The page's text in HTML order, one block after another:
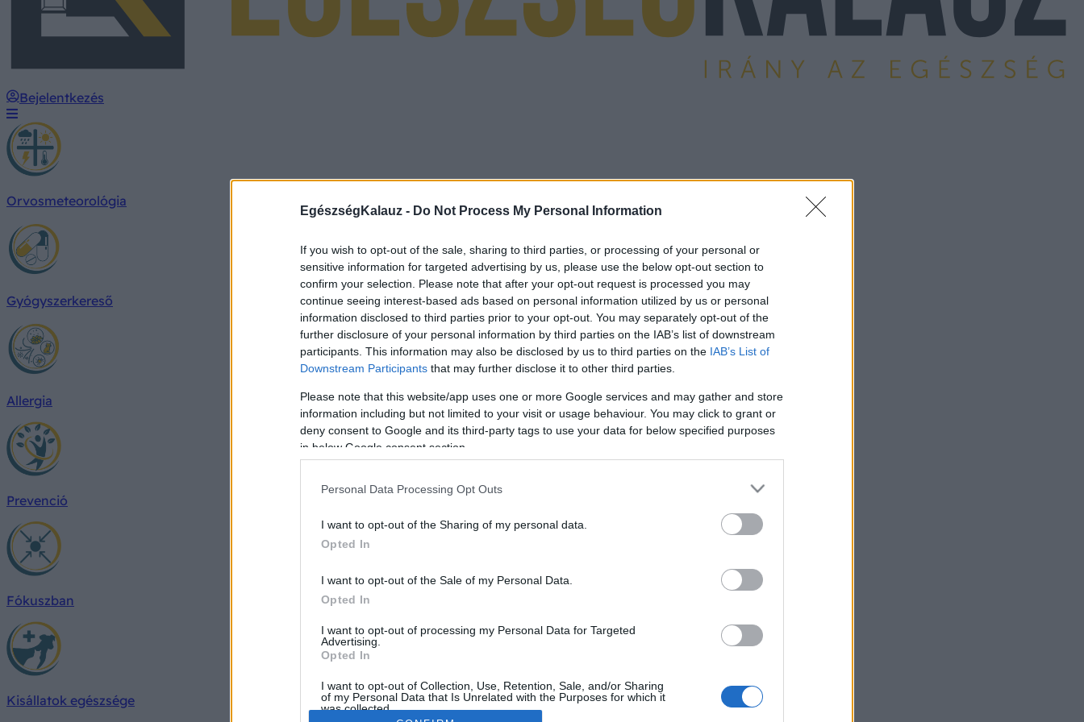
EgészségKalauz - Do Not Process My Personal Information
If you wish to opt-out of the sale, sharing to third parties, or processing of your personal or
sensitive information for targeted advertising by us, please use the below opt-out section to
confirm your selection. Please note that after your opt-out request is processed you may
continue seeing interest-based ads based on personal information utilized by us or personal
information disclosed to third parties prior to your opt-out. You may separately opt-out of the
further disclosure of your personal information by third parties on the IAB’s list of downstream
participants. This information may also be disclosed by us to third parties on the IAB’s List of
Downstream Participants that may further disclose it to other third parties.
Please note that this website/app uses one or more Google services and may gather and store
information including but not limited to your visit or usage behaviour. You may click to grant or
deny consent to Google and its third-party tags to use your data for below specified purposes
in below Google consent section.
Personal Data Processing Opt Outs
I want to opt-out of the Sharing of my personal data.
Opted In
I want to opt-out of the Sale of my Personal Data.
Opted In
I want to opt-out of processing my Personal Data for Targeted
Advertising.
Opted In
I want to opt-out of Collection, Use, Retention, Sale, and/or Sharing
of my Personal Data that Is Unrelated with the Purposes for which it
was collected.
Bejelentkezés
Orvosmeteorológia
Gyógyszerkereső
Allergia
Prevenció
Fókuszban
Kisállatok egészsége